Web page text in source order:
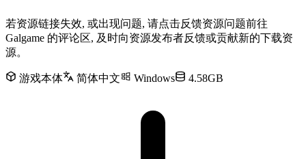
若资源链接失效, 或出现问题, 请点击反馈资源问题前往
Galgame 的评论区, 及时向资源发布者反馈或贡献新的下载资
源。
游戏本体 简体中文 Windows 4.58GB